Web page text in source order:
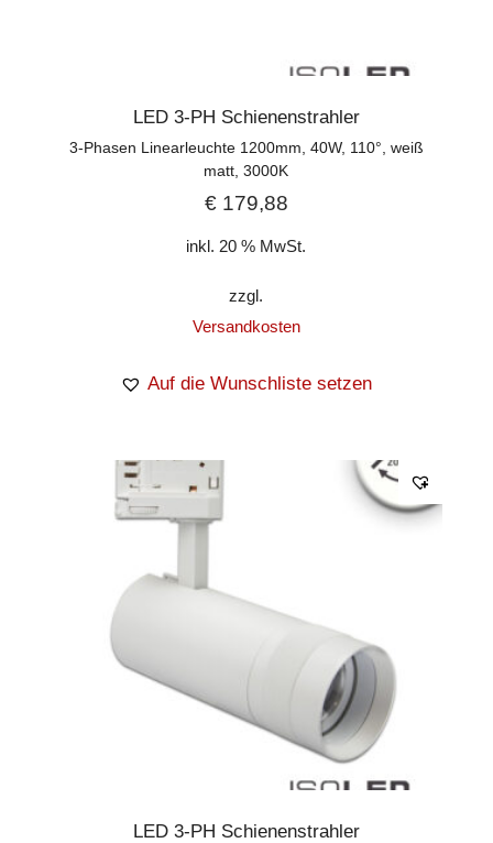
LED 3-PH Schienenstrahler
3-Phasen Linearleuchte 1200mm, 40W, 110°, weiß
matt, 3000K
€179,88
inkl. 20 % MwSt.
zzgl.
Versandkosten
Auf die Wunschliste setzen
LED 3-PH Schienenstrahler